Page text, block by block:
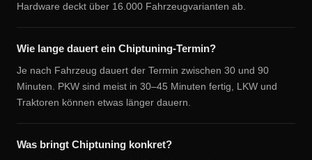
Hardware deckt über 16.000 Fahrzeugvarianten ab.
Wie lange dauert ein Chiptuning-Termin?
Je nach Fahrzeug dauert der Termin zwischen 30 und 90
Minuten. PKW sind meist in 30–45 Minuten fertig, LKW und
Traktoren können etwas länger dauern.
Was bringt Chiptuning konkret?